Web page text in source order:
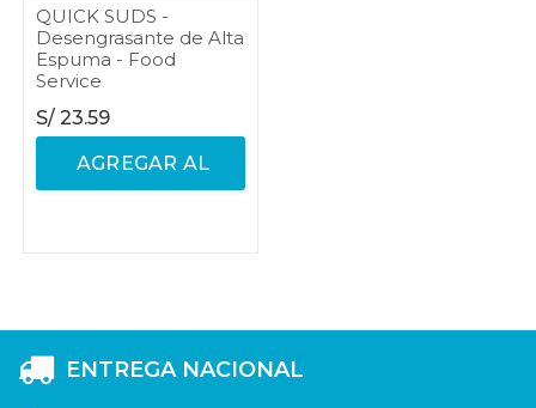
QUICK SUDS -
Desengrasante de Alta
Espuma - Food
Service
S/ 23.59
AGREGAR AL
ENTREGA NACIONAL